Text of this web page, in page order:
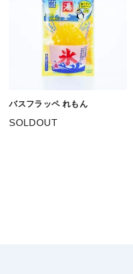
バスフラッペ れもん
SOLDOUT